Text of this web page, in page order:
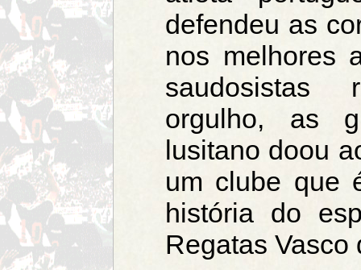
defendeu as
nos melhores
saudosistas
orgulho, as
lusitano doou
um clube que
história do
Regatas Vasco